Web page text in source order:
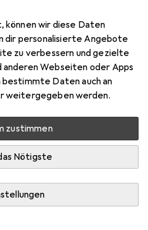
können wir diese Daten
dir personalisierte Angebote
zu verbessern und gezielte
anderen Webseiten oder Apps
bestimmte Daten auch an
weitergegeben werden.
zustimmen
Nötigste